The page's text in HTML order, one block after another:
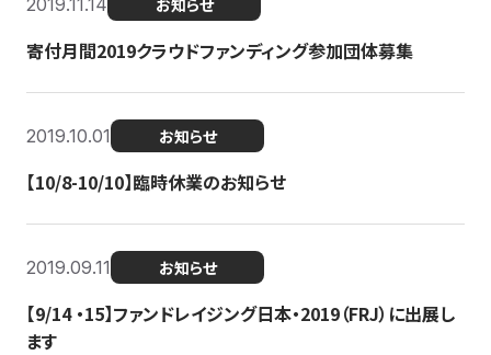
2019.11.14 お知らせ
寄付月間2019クラウドファンディング参加団体募集
2019.10.01 お知らせ
【10/8-10/10】臨時休業のお知らせ
2019.09.11 お知らせ
【9/14 ・15】ファンドレイジング日本・2019（FRJ）に出展し
ます